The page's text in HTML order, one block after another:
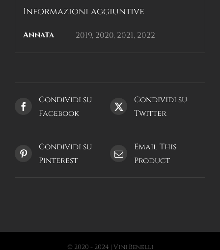
Informazioni aggiuntive
Annata 2019, 2020, 2021, 2022
Condividi su
Facebook
Condividi su
Twitter
Condividi su
Pinterest
Email This
Product
© 2020 - 2024 | Vini Benelli